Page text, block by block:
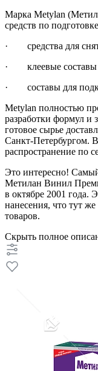
Марка Metylan
средств по
· средства для
· клеевые составы
· составы для
Metylan полностью
разработки формул и
готовое сырье
Санкт-Петербургом.
распространение по
Это интересно!
Метилан Винил
в октябре 2001 года.
нанесения, что тут
товаров.
Скрыть полное